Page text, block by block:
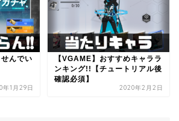
んでい
年1月29日
【VGAME】おすすめキャララ
ンキング!!【チュートリアル後
確認必須】
2020年2月2日